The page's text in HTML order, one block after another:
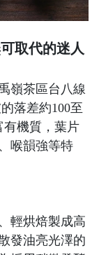
取代的迷人
嶺茶區台八線
落差約100至
有機質，葉片
喉韻強等特
輕烘焙製成高
發油亮光澤的